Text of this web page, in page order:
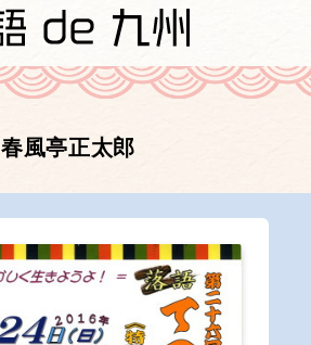
春風亭正太郎